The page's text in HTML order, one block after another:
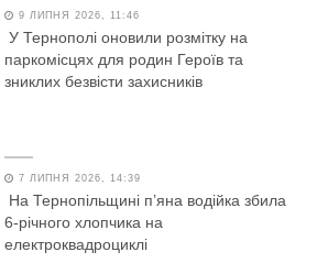
9 ЛИПНЯ 2026, 11:46
У Тернополі оновили розмітку на
паркомісцях для родин Героїв та
зниклих безвісти захисників
7 ЛИПНЯ 2026, 14:39
На Тернопільщині п’яна водійка збила
6-річного хлопчика на
електроквадроциклі